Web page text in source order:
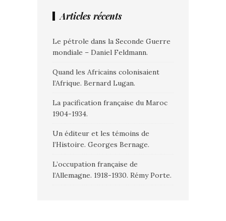
Articles récents
Le pétrole dans la Seconde Guerre
mondiale – Daniel Feldmann.
Quand les Africains colonisaient
l’Afrique. Bernard Lugan.
La pacification française du Maroc
1904-1934.
Un éditeur et les témoins de
l’Histoire. Georges Bernage.
L’occupation française de
l’Allemagne. 1918-1930. Rémy Porte.